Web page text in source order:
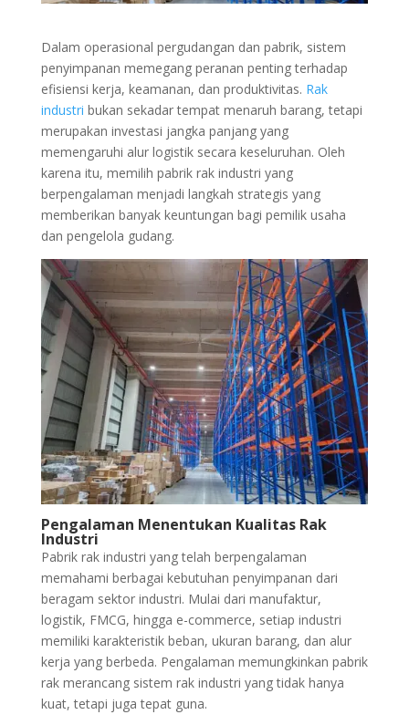
Dalam operasional pergudangan dan pabrik, sistem
penyimpanan memegang peranan penting terhadap
efisiensi kerja, keamanan, dan produktivitas. Rak
industri bukan sekadar tempat menaruh barang, tetapi
merupakan investasi jangka panjang yang
memengaruhi alur logistik secara keseluruhan. Oleh
karena itu, memilih pabrik rak industri yang
berpengalaman menjadi langkah strategis yang
memberikan banyak keuntungan bagi pemilik usaha
dan pengelola gudang.
Pengalaman Menentukan Kualitas Rak
Industri
Pabrik rak industri yang telah berpengalaman
memahami berbagai kebutuhan penyimpanan dari
beragam sektor industri. Mulai dari manufaktur,
logistik, FMCG, hingga e-commerce, setiap industri
memiliki karakteristik beban, ukuran barang, dan alur
kerja yang berbeda. Pengalaman memungkinkan pabrik
rak merancang sistem rak industri yang tidak hanya
kuat, tetapi juga tepat guna.